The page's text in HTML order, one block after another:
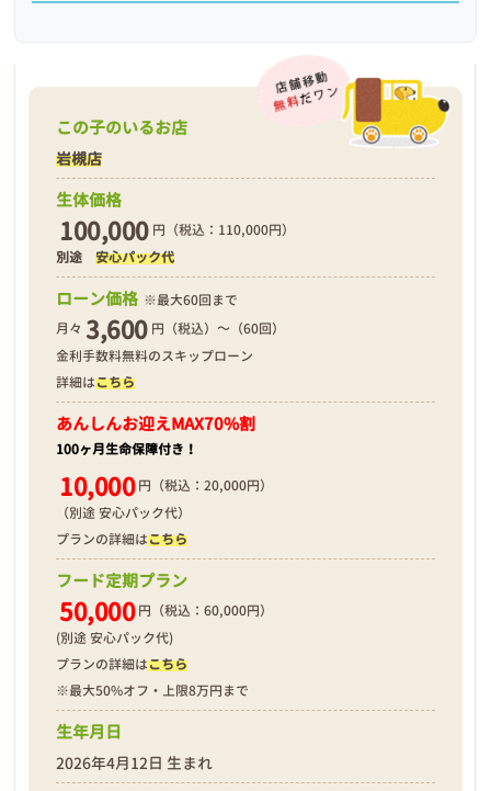
2026年04月18日
❮ ❯
この子のいるお店
岩槻店
生体価格
100,000 円（税込：110,000円）
別途安心パック代
ローン価格 ※最大60回まで
月々 3,600 円（税込）～（60回）
金利手数料無料のスキップローン
詳細はこちら
あんしんお迎えMAX70%割
100ヶ月生命保障付き！
10,000 円（税込：20,000円）
（別途 安心パック代）
プランの詳細はこちら
フード定期プラン
50,000 円（税込：60,000円）
(別途 安心パック代)
プランの詳細はこちら
※最大50%オフ・上限8万円まで
生年月日
2026年4月12日 生まれ